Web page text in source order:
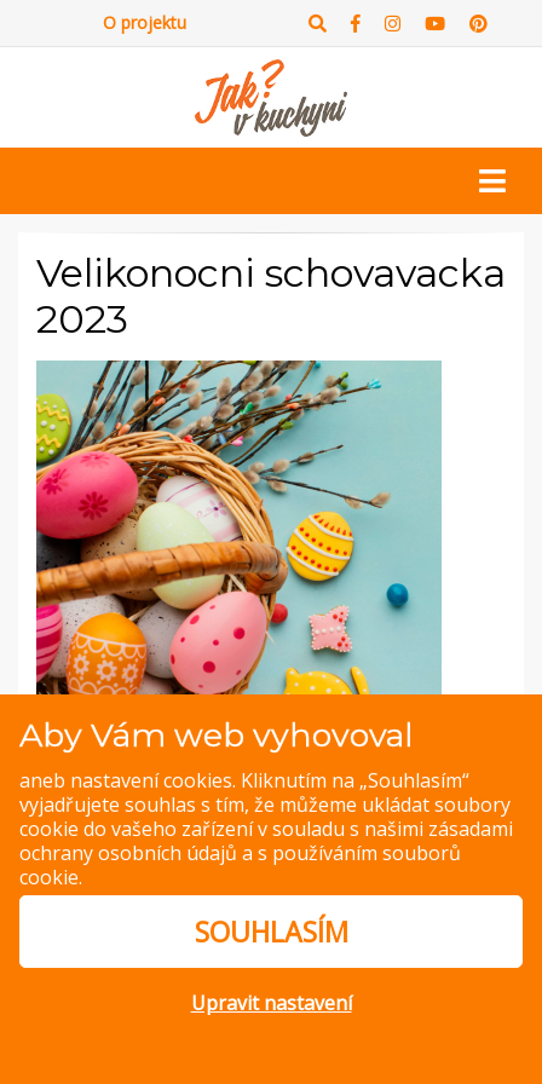
O projektu
Velikonocni schovavacka
2023
© Copyright 2014 – 2026 –Jak v kuchyni
Zásady ochrany
osobních údajů
Aby Vám web vyhovoval
aneb nastavení cookies. Kliknutím na „Souhlasím“
vyjadřujete souhlas s tím, že můžeme ukládat soubory
cookie do vašeho zařízení v souladu s našimi zásadami
ochrany osobních údajů a s používáním souborů
cookie.
SOUHLASÍM
Upravit nastavení